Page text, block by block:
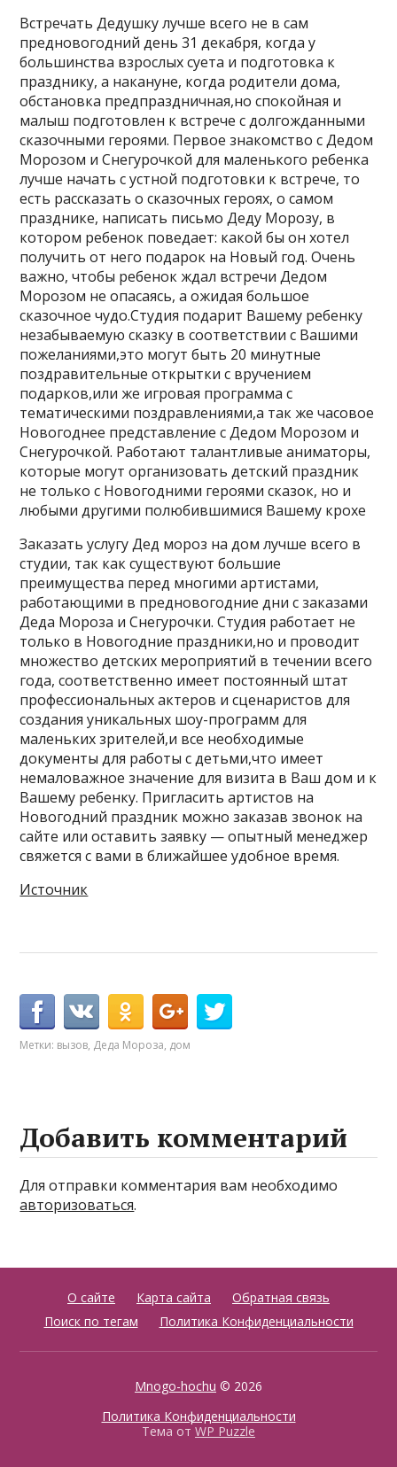
Встречать Дедушку лучше всего не в сам
предновогодний день 31 декабря, когда у
большинства взрослых суета и подготовка к
празднику, а накануне, когда родители дома,
обстановка предпраздничная,но спокойная и
малыш подготовлен к встрече с долгожданными
сказочными героями. Первое знакомство с Дедом
Морозом и Снегурочкой для маленького ребенка
лучше начать с устной подготовки к встрече, то
есть рассказать о сказочных героях, о самом
празднике, написать письмо Деду Морозу, в
котором ребенок поведает: какой бы он хотел
получить от него подарок на Новый год. Очень
важно, чтобы ребенок ждал встречи Дедом
Морозом не опасаясь, а ожидая большое
сказочное чудо.Студия подарит Вашему ребенку
незабываемую сказку в соответствии с Вашими
пожеланиями,это могут быть 20 минутные
поздравительные открытки с вручением
подарков,или же игровая программа с
тематическими поздравлениями,а так же часовое
Новогоднее представление с Дедом Морозом и
Снегурочкой. Работают талантливые аниматоры,
которые могут организовать детский праздник
не только с Новогодними героями сказок, но и
любыми другими полюбившимися Вашему крохе
Заказать услугу Дед мороз на дом лучше всего в
студии, так как существуют большие
преимущества перед многими артистами,
работающими в предновогодние дни с заказами
Деда Мороза и Снегурочки. Студия работает не
только в Новогодние праздники,но и проводит
множество детских мероприятий в течении всего
года, соответственно имеет постоянный штат
профессиональных актеров и сценаристов для
создания уникальных шоу-программ для
маленьких зрителей,и все необходимые
документы для работы с детьми,что имеет
немаловажное значение для визита в Ваш дом и к
Вашему ребенку. Пригласить артистов на
Новогодний праздник можно заказав звонок на
сайте или оставить заявку — опытный менеджер
свяжется с вами в ближайшее удобное время.
Источник
Метки: вызов, Деда Мороза, дом
Добавить комментарий
Для отправки комментария вам необходимо
авторизоваться.
О сайте Карта сайта
Обратная связь
Поиск по тегам
Политика Конфиденциальности
Mnogo-hochu © 2026
Политика Конфиденциальности
Тема от WP Puzzle